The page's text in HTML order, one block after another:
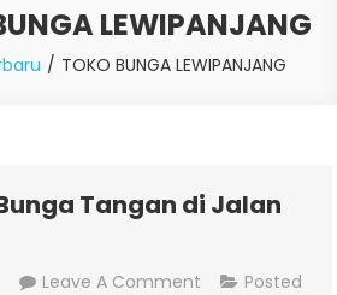
LEWIPANJANG
TOKO BUNGA LEWIPANJANG
Tangan di Jalan
Leave A Comment On
Posted